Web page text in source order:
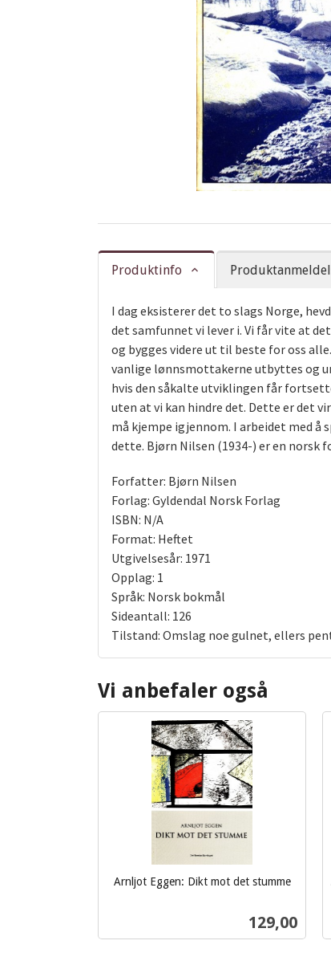
Produktinfo
I dag eksisterer det to slags Norge,
det samfunnet vi lever i. Vi får vite at
og bygges videre ut til beste for oss
vanlige lønnsmottakerne utbyttes og
hvis den såkalte utviklingen får
uten at vi kan hindre det. Dette er det
må kjempe igjennom. I arbeidet med å
dette. Bjørn Nilsen (1934-) er en
Forfatter: Bjørn Nilsen
Forlag: Gyldendal Norsk Forlag
ISBN: N/A
Format: Heftet
Utgivelsesår: 1971
Opplag: 1
Språk: Norsk bokmål
Sideantall: 126
Tilstand: Omslag noe gulnet, ellers
Vi anbefaler også
Arnljot Eggen: Dikt mot det stumme
Pris
129,00